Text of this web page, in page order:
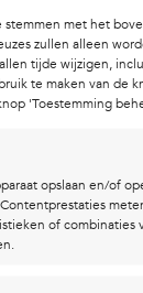
met het
zullen alleen
tijde wijzigen,
te maken van de
'Toestemming
opslaan en/of
of combinaties